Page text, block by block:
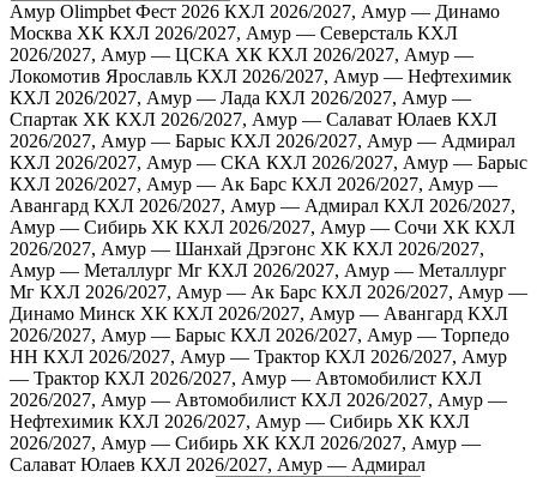
Амур Olimpbet Фест 2026 КХЛ 2026/2027, Амур — Динамо
Москва ХК КХЛ 2026/2027, Амур — Северсталь КХЛ
2026/2027, Амур — ЦСКА ХК КХЛ 2026/2027, Амур —
Локомотив Ярославль КХЛ 2026/2027, Амур — Нефтехимик
КХЛ 2026/2027, Амур — Лада КХЛ 2026/2027, Амур —
Спартак ХК КХЛ 2026/2027, Амур — Салават Юлаев КХЛ
2026/2027, Амур — Барыс КХЛ 2026/2027, Амур — Адмирал
КХЛ 2026/2027, Амур — СКА КХЛ 2026/2027, Амур — Барыс
КХЛ 2026/2027, Амур — Ак Барс КХЛ 2026/2027, Амур —
Авангард КХЛ 2026/2027, Амур — Адмирал КХЛ 2026/2027,
Амур — Сибирь ХК КХЛ 2026/2027, Амур — Сочи ХК КХЛ
2026/2027, Амур — Шанхай Дрэгонс ХК КХЛ 2026/2027,
Амур — Металлург Мг КХЛ 2026/2027, Амур — Металлург
Мг КХЛ 2026/2027, Амур — Ак Барс КХЛ 2026/2027, Амур —
Динамо Минск ХК КХЛ 2026/2027, Амур — Авангард КХЛ
2026/2027, Амур — Барыс КХЛ 2026/2027, Амур — Торпедо
НН КХЛ 2026/2027, Амур — Трактор КХЛ 2026/2027, Амур
— Трактор КХЛ 2026/2027, Амур — Автомобилист КХЛ
2026/2027, Амур — Автомобилист КХЛ 2026/2027, Амур —
Нефтехимик КХЛ 2026/2027, Амур — Сибирь ХК КХЛ
2026/2027, Амур — Сибирь ХК КХЛ 2026/2027, Амур —
Салават Юлаев КХЛ 2026/2027, Амур — Адмирал